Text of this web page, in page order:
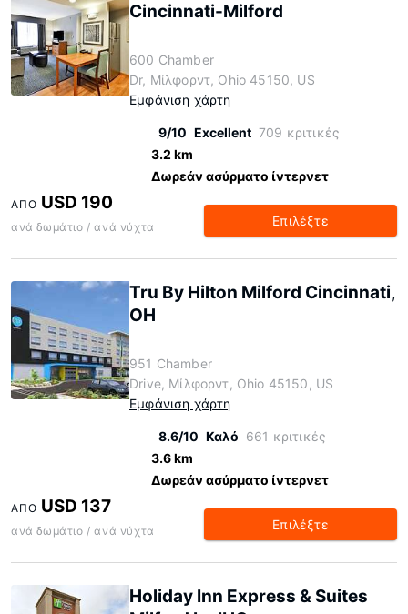
Cincinnati-Milford
600 Chamber
Dr, Μίλφορντ, Ohio 45150, US
Εμφάνιση χάρτη
9/10 Excellent 709 κριτικές
3.2 km
Δωρεάν ασύρματο ίντερνετ
ΑΠΌ USD 190
ανά δωμάτιο / ανά νύχτα Επιλέξτε
Tru By Hilton Milford Cincinnati,
OH
951 Chamber
Drive, Μίλφορντ, Ohio 45150, US
Εμφάνιση χάρτη
8.6/10 Καλό 661 κριτικές
3.6 km
Δωρεάν ασύρματο ίντερνετ
ΑΠΌ USD 137
ανά δωμάτιο / ανά νύχτα Επιλέξτε
Holiday Inn Express & Suites